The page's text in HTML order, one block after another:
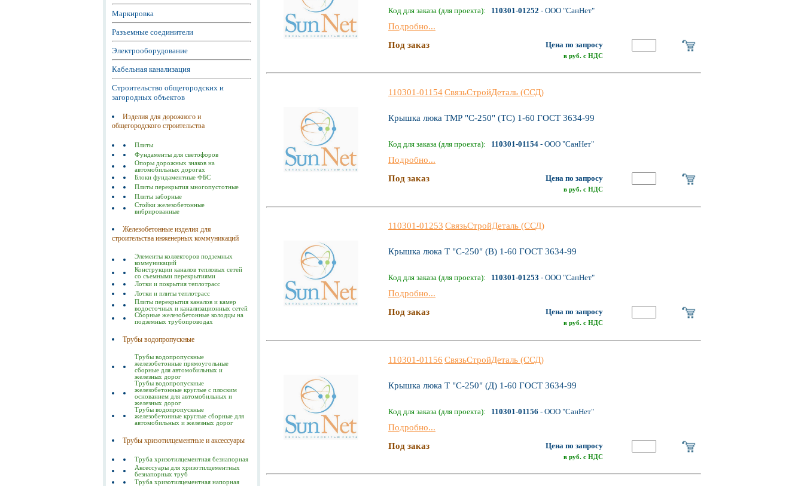
Маркировка
Разъемные соединители
Электрооборудование
Кабельная канализация
Строительство общегородских и
загородных объектов
Изделия для дорожного и
общегородского строительства
Плиты
Фундаменты для светофоров
Опоры дорожных знаков на
автомобильных дорогах
Блоки фундаментные ФБС
Плиты перекрытия многопустотные
Плиты заборные
Стойки железобетонные
вибрированные
Железобетонные изделия для
строительства инженерных коммуникаций
Элементы коллекторов подземных
коммуникаций
Конструкции каналов тепловых сетей
со съемными перекрытиями
Лотки и покрытия теплотрасс
Лотки и плиты теплотрасс
Плиты перекрытия каналов и камер
водосточных и канализационных сетей
Сборные железобетонные колодцы на
подземных трубопроводах
Трубы водопропускные
Трубы водопропускные
железобетонные прямоугольные
сборные для автомобильных и
железных дорог
Трубы водопропускные
железобетонные круглые с плоским
основанием для автомобильных и
железных дорог
Трубы водопропускные
железобетонные круглые сборные для
автомобильных и железных дорог
Трубы хризотилцементные и аксессуары
Труба хризотилцементная безнапорная
Аксессуары для хризотилцементных
безнапорных труб
Труба хризотилцементная напорная
Код для заказа (для проекта): 110301-01252 - ООО "СанНет"
Подробно...
Под заказ
Цена по запросу
в руб. с НДС
110301-01154СвязьСтройДеталь (ССД)
Крышка люка ТМР "С-250" (ТС) 1-60 ГОСТ 3634-99
Код для заказа (для проекта): 110301-01154 - ООО "СанНет"
Подробно...
Под заказ
Цена по запросу
в руб. с НДС
110301-01253 СвязьСтройДеталь (ССД)
Крышка люка Т "С-250" (В) 1-60 ГОСТ 3634-99
Код для заказа (для проекта): 110301-01253 - ООО "СанНет"
Подробно...
Под заказ
Цена по запросу
в руб. с НДС
110301-01156 СвязьСтройДеталь (ССД)
Крышка люка Т "С-250" (Д) 1-60 ГОСТ 3634-99
Код для заказа (для проекта): 110301-01156 - ООО "СанНет"
Подробно...
Под заказ
Цена по запросу
в руб. с НДС